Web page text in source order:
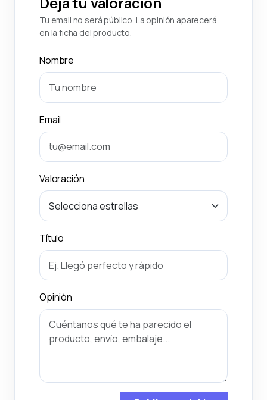
Tu email no será público. La opinión aparecerá
en la ficha del producto.
Nombre
Email
Valoración
Título
Opinión